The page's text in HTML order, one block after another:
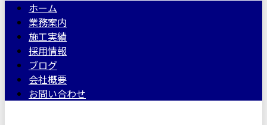
ホーム
業務案内
施工実績
採用情報
ブログ
会社概要
お問い合わせ